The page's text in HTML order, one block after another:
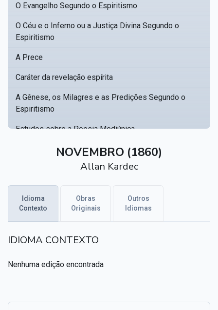
O Evangelho Segundo o Espiritismo
O Céu e o Inferno ou a Justiça Divina Segundo o
Espiritismo
A Prece
Caráter da revelação espírita
A Gênese, os Milagres e as Predições Segundo o
Espiritismo
Estudos sobre a Poesia Mediúnica
Catálogo racional de obras para se fundar uma
Hippolyte Léon Denizard Rivail
Textos citados em O Livro dos Médiuns
CSI - Imagens e registros históricos do espiritismo
NOVEMBRO (1860)
Allan Kardec
Idioma
Contexto
Obras
Originais
Outros
Idiomas
IDIOMA CONTEXTO
Nenhuma edição encontrada